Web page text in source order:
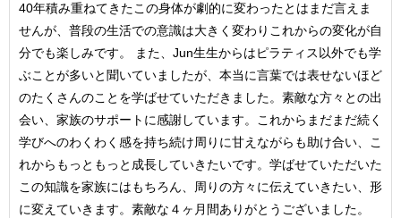
40年積み重ねてきたこの身体が劇的に変わったとはまだ言えま
せんが、普段の生活での意識は大きく変わりこれからの変化が自
分でも楽しみです。 また、Jun生生からはピラティス以外でも学
ぶことが多いと聞いていましたが、本当に言葉では表せないほど
のたくさんのことを学ばせていただきました。素敵な方々との出
会い、家族のサポートに感謝しています。これからまだまだ続く
学びへのわくわく感を持ち続け周りに甘えながらも助け合い、こ
れからもっともっと成長していきたいです。学ばせていただいた
この知識を家族にはもちろん、周りの方々に伝えていきたい、形
に変えていきます。素敵な４ヶ月間ありがとうございました。